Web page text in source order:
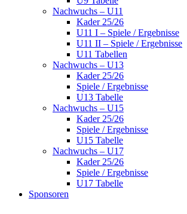
Nachwuchs – U11
Kader 25/26
U11 I – Spiele / Ergebnisse
U11 II – Spiele / Ergebnisse
U11 Tabellen
Nachwuchs – U13
Kader 25/26
Spiele / Ergebnisse
U13 Tabelle
Nachwuchs – U15
Kader 25/26
Spiele / Ergebnisse
U15 Tabelle
Nachwuchs – U17
Kader 25/26
Spiele / Ergebnisse
U17 Tabelle
Sponsoren